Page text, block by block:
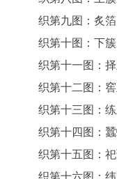
织第九图：炙箔
织第十图：下簇
织第十一图：
织第十二图：
织第十三图：
织第十四图：
织第十五图：